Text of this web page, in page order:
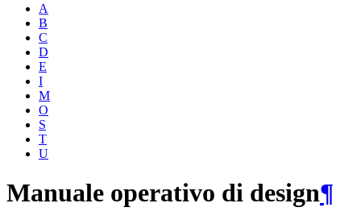
A
B
C
D
E
I
M
O
S
T
U
Manuale operativo di design¶